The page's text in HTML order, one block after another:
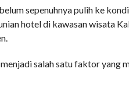
sepenuhnya pulih ke
hotel di kawasan wisata
salah satu faktor yang